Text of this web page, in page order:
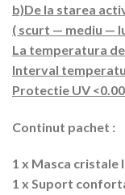
b)De la starea
( scurt — mediu —
La temperatura de
Interval
Protectie UV
Continut pachet :
1 x Masca cristale
1 x Suport